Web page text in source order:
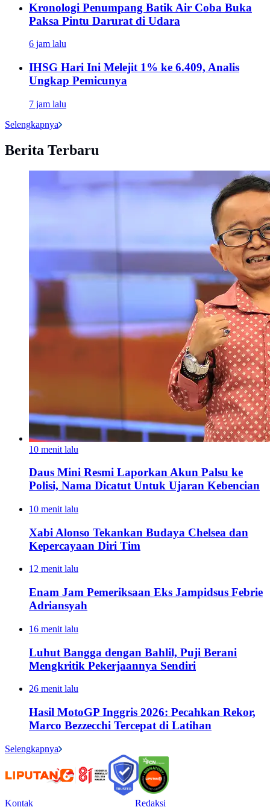
Kronologi Penumpang Batik Air Coba Buka
Paksa Pintu Darurat di Udara
6 jam lalu
IHSG Hari Ini Melejit 1% ke 6.409, Analis
Ungkap Pemicunya
7 jam lalu
Selengkapnya
Berita Terbaru
10 menit lalu
Daus Mini Resmi Laporkan Akun Palsu ke
Polisi, Nama Dicatut Untuk Ujaran Kebencian
10 menit lalu
Xabi Alonso Tekankan Budaya Chelsea dan
Kepercayaan Diri Tim
12 menit lalu
Enam Jam Pemeriksaan Eks Jampidsus Febrie
Adriansyah
16 menit lalu
Luhut Bangga dengan Bahlil, Puji Berani
Mengkritik Pekerjaannya Sendiri
26 menit lalu
Hasil MotoGP Inggris 2026: Pecahkan Rekor,
Marco Bezzecchi Tercepat di Latihan
Selengkapnya
Kontak Redaksi